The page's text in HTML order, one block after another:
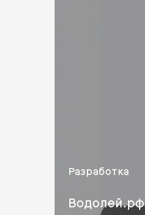
Разработка
Водолей.рф